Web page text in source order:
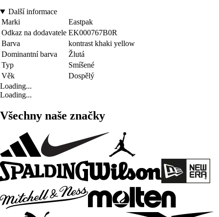
Další informace
Marki
Eastpak
Odkaz na dodavatele EK000767B0R
Barva
kontrast khaki yellow
Dominantní barva
Žlutá
Typ
Smíšené
Věk
Dospělý
Loading...
Loading...
Všechny naše značky